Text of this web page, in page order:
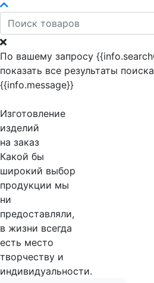
По вашему запросу
показать все результаты поиска
{{info.message}}
Изготовление
изделий
на заказ
Какой бы
широкий выбор
продукции мы
ни
предоставляли,
в жизни всегда
есть место
творчеству и
индивидуальности.